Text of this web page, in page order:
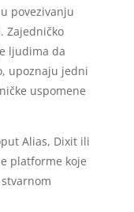
povezivanju
Zajedničko
ljudima da
upoznaju jedni
uspomene
Alias, Dixit ili
platforme koje